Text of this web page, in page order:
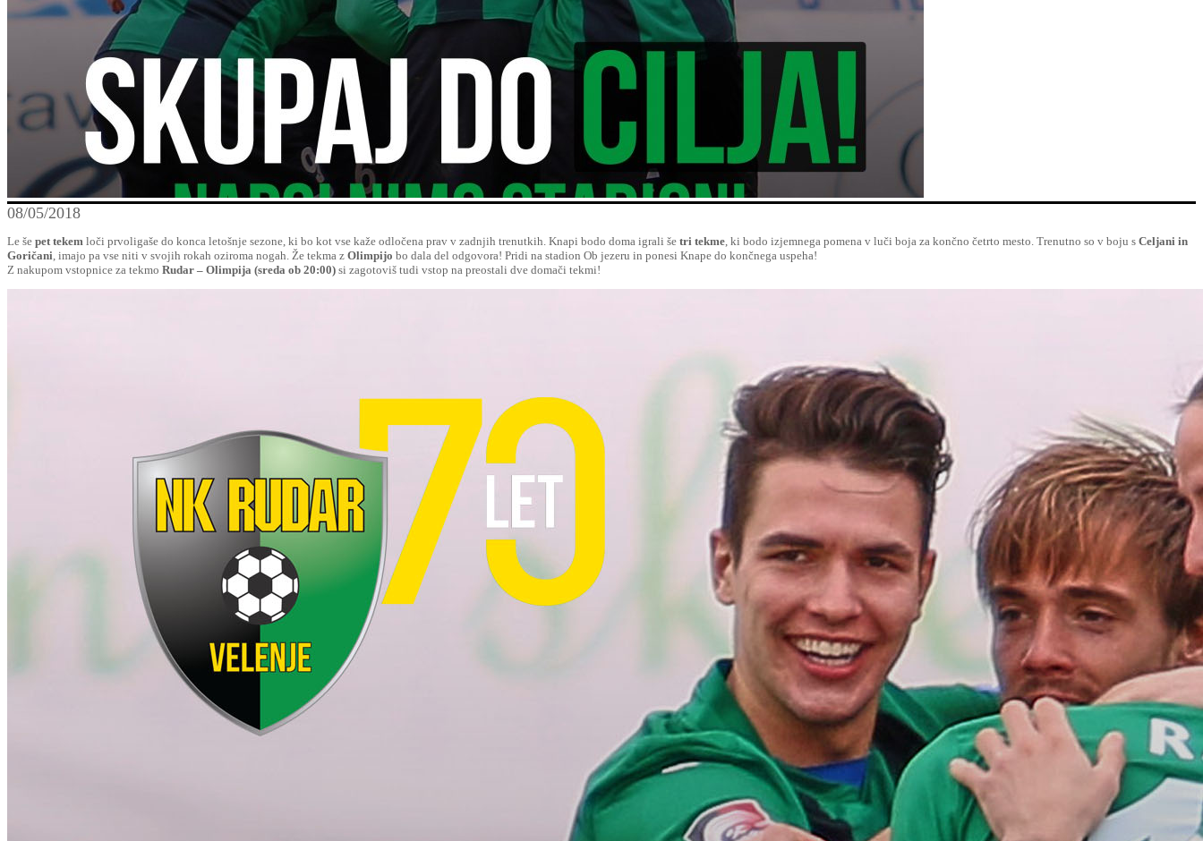
08/05/2018
Le še pet tekem loči prvoligaše do konca letošnje sezone, ki bo kot vse kaže odločena prav v zadnjih trenutkih. Knapi bodo doma igrali še tri tekme , ki bodo izjemnega pomena v luči boja za končno četrto mesto. Trenutno so v boju s Celjani in
Goričani , imajo pa vse niti v svojih rokah oziroma nogah. Že tekma z Olimpijo bo dala del odgovora! Pridi na stadion Ob jezeru in ponesi Knape do končnega uspeha!
Z nakupom vstopnice za tekmo Rudar – Olimpija (sreda ob 20:00) si zagotoviš tudi vstop na preostali dve domači tekmi!